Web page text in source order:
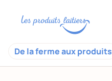
De la ferme aux produits